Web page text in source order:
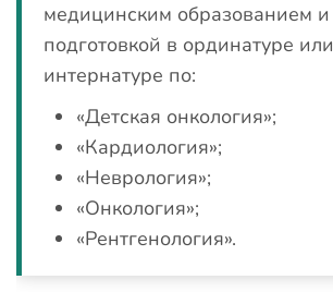
медицинским образованием и
подготовкой в ординатуре или
интернатуре по:
«Детская онкология»;
«Кардиология»;
«Неврология»;
«Онкология»;
«Рентгенология».